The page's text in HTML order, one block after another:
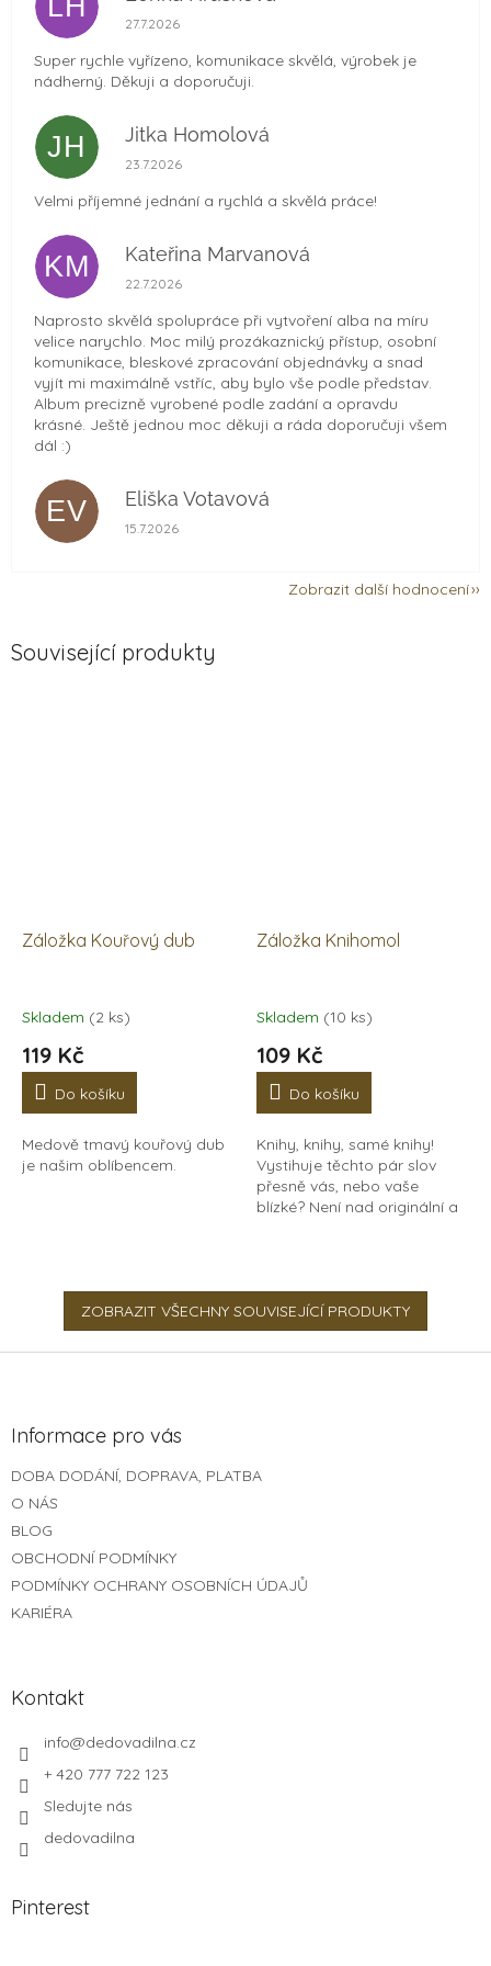
Související produkty
Záložka Kouřový dub
Skladem (2 ks)
119 Kč
Do košíku
Medově tmavý kouřový dub
je našim oblíbencem.
Záložka Knihomol
Skladem (10 ks)
109 Kč
Do košíku
Knihy, knihy, samé knihy!
Vystihuje těchto pár slov
přesně vás, nebo vaše
blízké? Není nad originální a
ZOBRAZIT VŠECHNY SOUVISEJÍCÍ PRODUKTY
LH Hodnocení obchodu je 5 z 5 hvězdiček.
27.7.2026
Super rychle vyřízeno, komunikace skvělá, výrobek je
nádherný. Děkuji a doporučuji.
JH Jitka Homolová
Hodnocení obchodu je 5 z 5 hvězdiček.
23.7.2026
Velmi příjemné jednání a rychlá a skvělá práce!
KM Kateřina Marvanová
Hodnocení obchodu je 5 z 5 hvězdiček.
22.7.2026
Naprosto skvělá spolupráce při vytvoření alba na míru
velice narychlo. Moc milý prozákaznický přístup, osobní
komunikace, bleskové zpracování objednávky a snad
vyjít mi maximálně vstříc, aby bylo vše podle představ.
Album precizně vyrobené podle zadání a opravdu
krásné. Ještě jednou moc děkuji a ráda doporučuji všem
dál :)
EV Eliška Votavová
Hodnocení obchodu je 5 z 5 hvězdiček.
15.7.2026
Zobrazit další hodnocení
Z
Informace pro vás
DOBA DODÁNÍ, DOPRAVA, PLATBA
O NÁS
BLOG
OBCHODNÍ PODMÍNKY
PODMÍNKY OCHRANY OSOBNÍCH ÚDAJŮ
KARIÉRA
Kontakt
info@dedovadilna.cz
+ 420 777 722 123
Sledujte nás
dedovadilna
Pinterest